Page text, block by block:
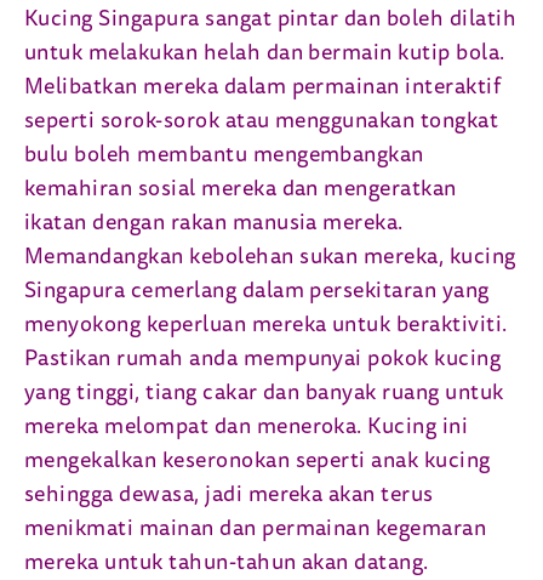
Kucing Singapura sangat pintar dan boleh dilatih
untuk melakukan helah dan bermain kutip bola.
Melibatkan mereka dalam permainan interaktif
seperti sorok-sorok atau menggunakan tongkat
bulu boleh membantu mengembangkan
kemahiran sosial mereka dan mengeratkan
ikatan dengan rakan manusia mereka.
Memandangkan kebolehan sukan mereka, kucing
Singapura cemerlang dalam persekitaran yang
menyokong keperluan mereka untuk beraktiviti.
Pastikan rumah anda mempunyai pokok kucing
yang tinggi, tiang cakar dan banyak ruang untuk
mereka melompat dan meneroka. Kucing ini
mengekalkan keseronokan seperti anak kucing
sehingga dewasa, jadi mereka akan terus
menikmati mainan dan permainan kegemaran
mereka untuk tahun-tahun akan datang.